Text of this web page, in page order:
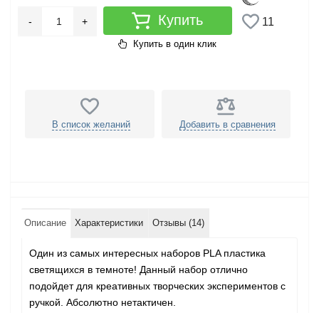
+
- Купить
Купить в один клик
11
В список желаний Добавить в сравнения
Описание Характеристики Отзывы (14)
Один из самых интересных наборов PLA пластика
светящихся в темноте! Данный набор отлично
подойдет для креативных творческих экспериментов с
ручкой. Абсолютно нетактичен.